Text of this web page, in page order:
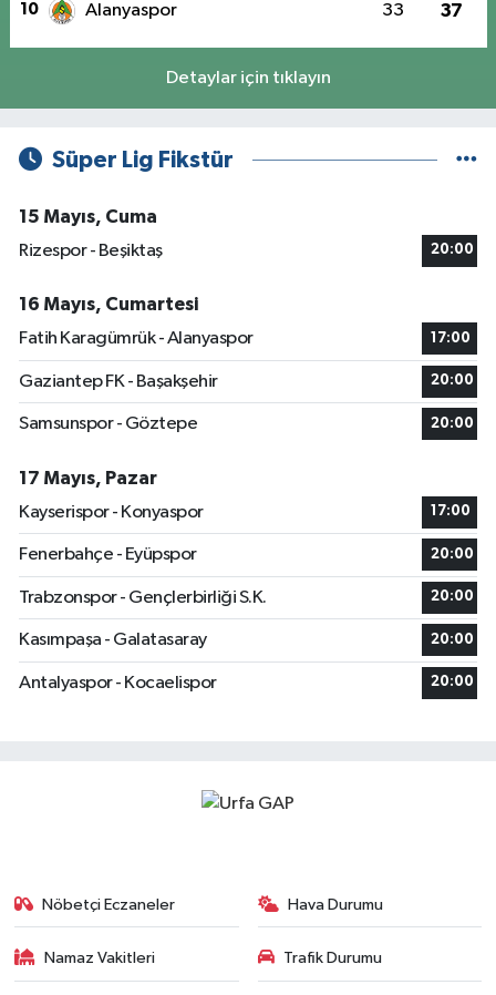
10 Alanyaspor 33 37
Detaylar için tıklayın
Süper Lig Fikstür
15 Mayıs, Cuma
Rizespor - Beşiktaş
20:00
16 Mayıs, Cumartesi
Fatih Karagümrük - Alanyaspor
17:00
Gaziantep FK - Başakşehir 20:00
Samsunspor - Göztepe 20:00
17 Mayıs, Pazar
Kayserispor - Konyaspor
17:00
Fenerbahçe - Eyüpspor 20:00
Trabzonspor - Gençlerbirliği S.K. 20:00
Kasımpaşa - Galatasaray 20:00
Antalyaspor - Kocaelispor 20:00
Nöbetçi Eczaneler Hava Durumu
Namaz Vakitleri Trafik Durumu